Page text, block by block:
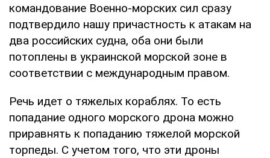
командование Военно-морских сил сразу
подтвердило нашу причастность к атакам на
два российских судна, оба они были
потоплены в украинской морской зоне в
соответствии с международным правом.
Речь идет о тяжелых кораблях. То есть
попадание одного морского дрона можно
приравнять к попаданию тяжелой морской
торпеды. С учетом того, что эти дроны